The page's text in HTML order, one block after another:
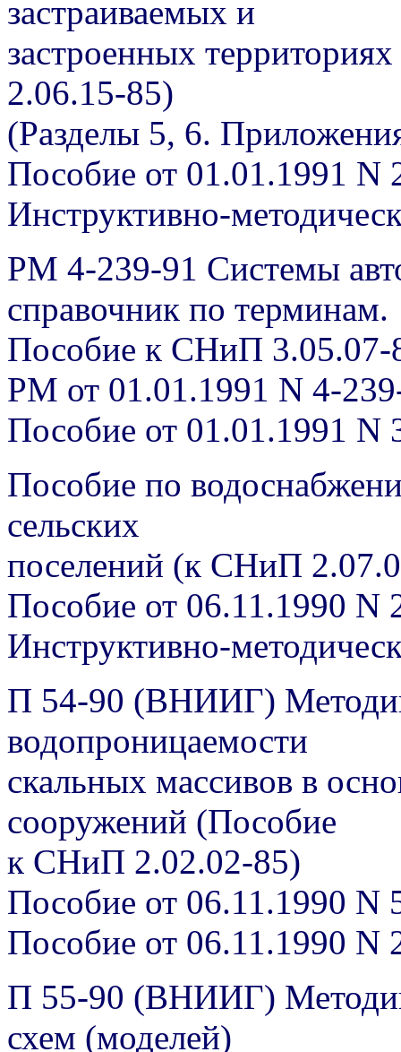
застраиваемых и
застроенных
2.06.15-85)
(Разделы 5, 6.
Пособие от 01.01.1991 N
Инструктивно-
РМ 4-239-91 Системы
справочник по терминам.
Пособие к СНиП 3.05.07-
РМ от 01.01.1991 N 4-
Пособие от 01.01.1991 N
Пособие по
сельских
поселений (к СНиП
Пособие от 06.11.1990 N
Инструктивно-
П 54-90 (ВНИИГ)
водопроницаемости
скальных массивов в
сооружений (Пособие
к СНиП 2.02.02-85)
Пособие от 06.11.1990 N
Пособие от 06.11.1990 N
П 55-90 (ВНИИГ)
схем (моделей)